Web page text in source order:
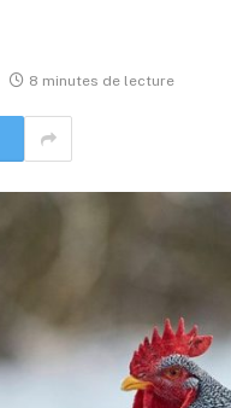
8 minutes de lecture